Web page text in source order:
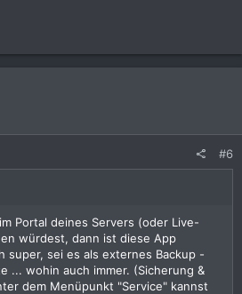
#6
Portal deines Servers (oder Live-
würdest, dann ist diese App
super, sei es als externes Backup -
... wohin auch immer. (Sicherung &
dem Menüpunkt "Service" kannst